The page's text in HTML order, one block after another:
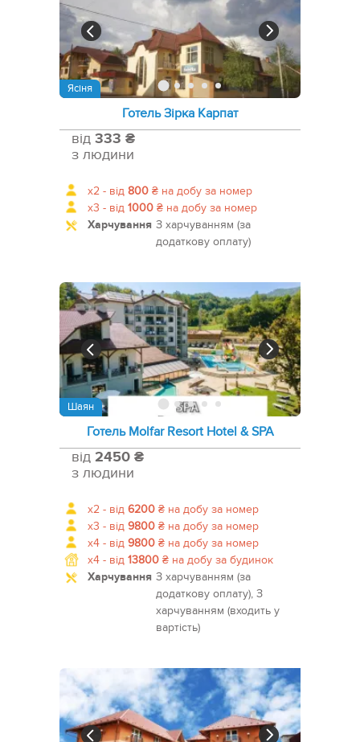
Ясіня
Готель Зірка Карпат
від 333 ₴
з людини
x2 - від 800 ₴ на добу за номер
x3 - від 1000 ₴ на добу за номер
Харчування З харчуванням (за
додаткову оплату)
Шаян
Готель Molfar Resort Hotel & SPA
від 2450 ₴
з людини
x2 - від 6200 ₴ на добу за номер
x3 - від 9800 ₴ на добу за номер
x4 - від 9800 ₴ на добу за номер
x4 - від 13800 ₴ на добу за будинок
Харчування З харчуванням (за
додаткову оплату), З
харчуванням (входить у
вартість)